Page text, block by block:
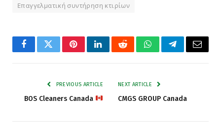
Επαγγελματική συντήρηση κτιρίων
FacebookTwitterPinterestLinkedInRedditWhatsAppTelegramEmail
PREVIOUS ARTICLE
BOS Cleaners Canada
NEXT ARTICLE
CMGS GROUP Canada